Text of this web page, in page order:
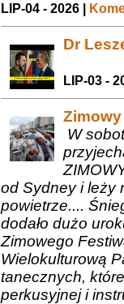
LIP-04 - 2026 |
Dr
LIP-03 -
W
od Sydney i leży
powietrze....
dodało dużo
Zimowego
Wielokulturową
tanecznych,
perkusyjnej i